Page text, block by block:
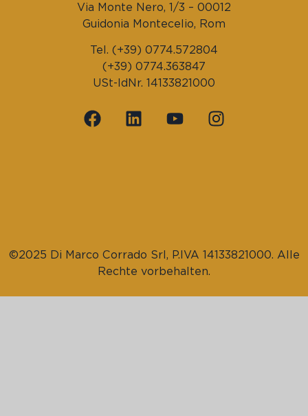
Via Monte Nero, 1/3 – 00012
Guidonia Montecelio, Rom
Tel. (+39) 0774.572804
(+39) 0774.363847
USt-IdNr. 14133821000
©2025 Di Marco Corrado Srl, P.IVA 14133821000. Alle
Rechte vorbehalten.